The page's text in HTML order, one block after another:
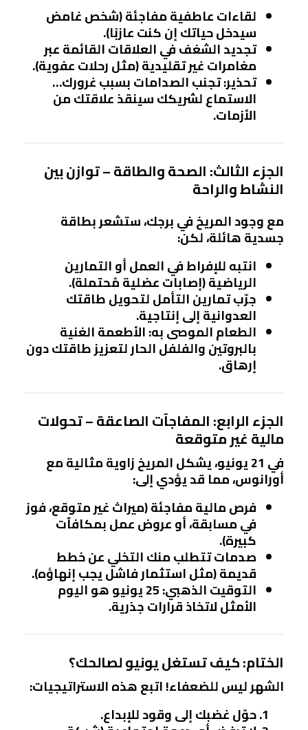
لقاءات عاطفية مفاجئة (شخص غامض
سيدخل حياتك إن كنت عازبًا).
تجديد الشغف في العلاقات القائمة عبر
مغامرات غير تقليدية (مثل رحلات عفوية).
تحذير: تجنب الصدامات بسبب غرورك…
الاستماع لشريكك سينقذ علاقتك من
الأزمات.
الجزء الثالث: الصحة والطاقة – توازن بين
النشاط والراحة
مع وجودالمريخفي برجك، ستشعر بطاقة
جسدية هائلة، لكن:
انتبه للإفراط في العمل أو التمارين
الرياضية (إصابات عضلية مُحتملة).
جرّب تمارين التأمل لتحويل طاقتك
العدوانية إلى إنتاجية.
الطعام الموصى به: الأطعمة الغنية
بالبروتين والفلفل الحار لتعزيز طاقتك دون
إرهاق.
الجزء الرابع: المفاجآت الصاعقة – تحولات
مالية غير متوقعة
في 21 يونيو، يشكل المريخزاوية مثالية مع
أورانوس، مما قد يؤدي إلى:
فرص مالية مفاجئة (ميراث غير متوقع، فوز
في مسابقة، أو عروض عمل بمكافآت
كبيرة).
صدمات تتطلب منك التخلي عن خطط
قديمة (مثل استثمار فاشل يجب إنهاؤه).
التوقيت الذهبي : 25 يونيو هو اليوم
الأمثل لاتخاذ قرارات جذرية.
الختام: كيف تستغل يونيو لصالحك؟
الشهر ليس للضعفاء! اتبع هذه الاستراتيجيات:
حوّل غضبك إلى وقودللإبداع.